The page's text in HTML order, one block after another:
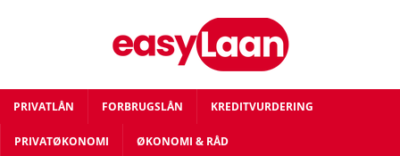
PRIVATLÅN FORBRUGSLÅN KREDITVURDERING
PRIVATØKONOMI ØKONOMI & RÅD